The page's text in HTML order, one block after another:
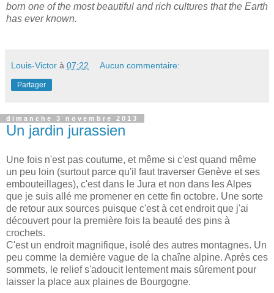
born one of the most beautiful and rich cultures that the Earth
has ever known.
Louis-Victor à 07:22 Aucun commentaire:
Partager
dimanche 3 novembre 2013
Un jardin jurassien
Une fois n'est pas coutume, et même si c'est quand même
un peu loin (surtout parce qu'il faut traverser Genève et ses
embouteillages), c'est dans le Jura et non dans les Alpes
que je suis allé me promener en cette fin octobre. Une sorte
de retour aux sources puisque c'est à cet endroit que j'ai
découvert pour la première fois la beauté des pins à
crochets.
C'est un endroit magnifique, isolé des autres montagnes. Un
peu comme la dernière vague de la chaîne alpine. Après ces
sommets, le relief s'adoucit lentement mais sûrement pour
laisser la place aux plaines de Bourgogne.